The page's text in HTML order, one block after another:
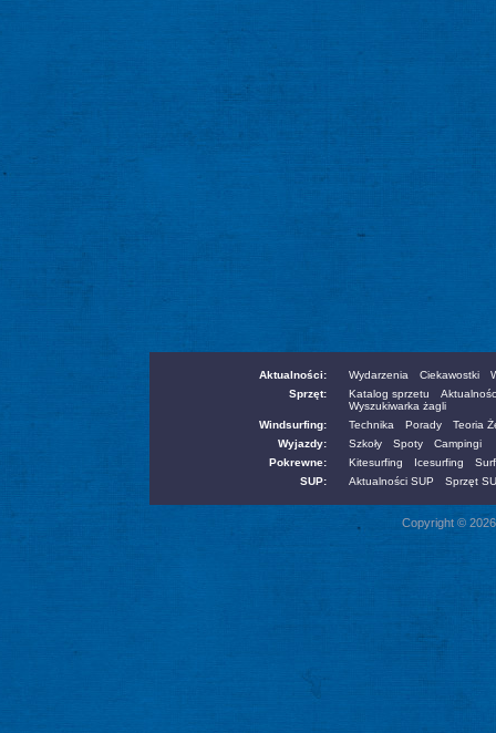
Aktualności: Wydarzenia Ciekawostki
Sprzęt:
Katalog sprzetu
Wyszukiwarka żagli
Windsurfing:
Technika Porady
Teoria
Wyjazdy:
Szkoły Spoty
Campingi
Pokrewne:
Kitesurfing Icesurfing
SUP:
Aktualności SUP Sprzęt
Copyright ©